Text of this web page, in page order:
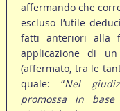
affermando che
escluso l’utile
fatti anteriori alla
applicazione di
(affermato, tra le
quale: “Nel
promossa in